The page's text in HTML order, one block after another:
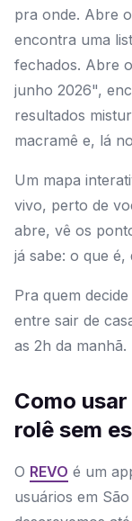
pra onde. Abre
encontra uma
fechados. Abre
junho 2026",
resultados
macramê e, lá
Um mapa
vivo, perto de
abre, vê os
já sabe: o que
Pra quem
entre sair de
as 2h da manhã.
Como
rolê sem
O REVO é um
usuários em